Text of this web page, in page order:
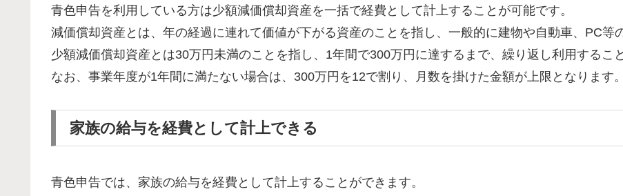
青色申告を利用している方は少額減価償却資産を一括で経費として計上することが可能です。
減価償却資産とは、年の経過に連れて価値が下がる資産のことを指し、一般的に建物や自動車、PC等
少額減価償却資産とは30万円未満のことを指し、1年間で300万円に達するまで、繰り返し利用するこ
なお、事業年度が1年間に満たない場合は、300万円を12で割り、月数を掛けた金額が上限となります。
家族の給与を経費として計上できる
青色申告では、家族の給与を経費として計上することができます。